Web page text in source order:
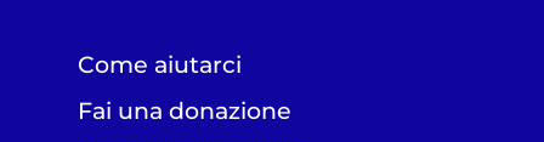
Come aiutarci
Fai una donazione